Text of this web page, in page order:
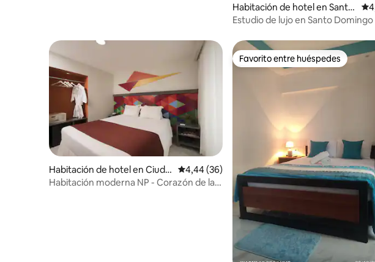
Habitación de hotel en Santo
Domingo
Estudio de lujo en Santo Domingo
Habitación de hotel en Ciuda
d Colonial
Calificación promedio: 4,44 de 5. 36
4,44 (36)
Habitación moderna NP - Corazón de la
Favorito entre huéspedes
Favorito entre huéspedes